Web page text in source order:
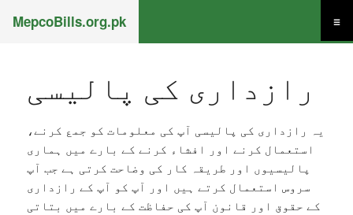
MepcoBills.org.pk ☰
رازداری کی پالیسی
یہ رازداری کی پالیسی آپ کی معلومات کو جمع کرنے،
استعمال کرنے اور افشاء کرنے کے بارے میں ہماری
پالیسیوں اور طریقہ کار کی وضاحت کرتی ہے جب آپ
سروس استعمال کرتے ہیں اور آپ کو آپ کے رازداری
کے حقوق اور قانون آپ کی حفاظت کے بارے میں بتاتی